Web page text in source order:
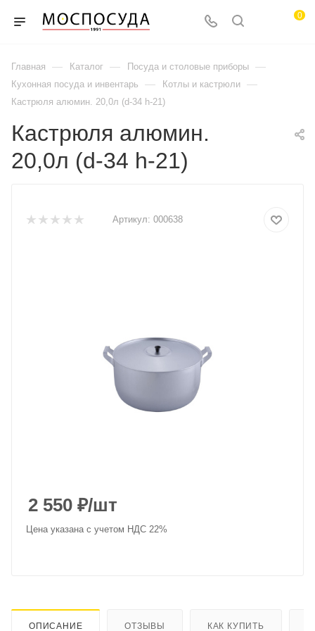
0
Главная — Каталог — Посуда и столовые приборы —
Кухонная посуда и инвентарь — Котлы и кастрюли —
Кастрюля алюмин. 20,0л (d-34 h-21)
Кастрюля алюмин.
20,0л (d-34 h-21)
Артикул: 000638
2 550 ₽/шт
Цена указана с учетом НДС 22%
ОПИСАНИЕ ОТЗЫВЫ КАК КУПИТЬ